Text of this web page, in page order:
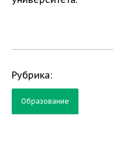
Рубрика:
Образование